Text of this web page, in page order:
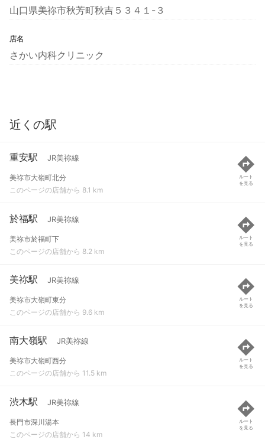
山口県美祢市秋芳町秋吉５３４１-３
店名
さかい内科クリニック
近くの駅
重安駅 JR美祢線
美祢市大嶺町北分
このページの店舗から 8.1 km
ルート
を見る
於福駅 JR美祢線
美祢市於福町下
このページの店舗から 8.2 km
ルート
を見る
美祢駅 JR美祢線
美祢市大嶺町東分
このページの店舗から 9.6 km
ルート
を見る
南大嶺駅 JR美祢線
美祢市大嶺町西分
このページの店舗から 11.5 km
ルート
を見る
渋木駅 JR美祢線
長門市深川湯本
このページの店舗から 14 km
ルート
を見る